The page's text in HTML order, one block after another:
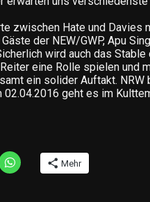
zwischen Hate und Davies
der NEW/GWP, Apu
wird auch das
eine Rolle spielen und
ein solider Auftakt. NRW
02.04.2016 geht es im
Mehr